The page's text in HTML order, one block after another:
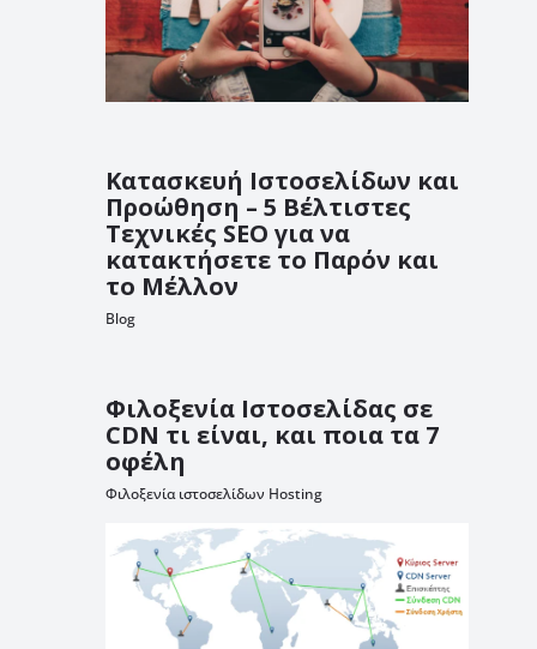
Κατασκευή Ιστοσελίδων και
Προώθηση – 5 Βέλτιστες
Τεχνικές SEO για να
κατακτήσετε το Παρόν και
το Μέλλον
Blog
Φιλοξενία Ιστοσελίδας σε
CDN τι είναι, και ποια τα 7
οφέλη
Φιλοξενία ιστοσελίδων Hosting